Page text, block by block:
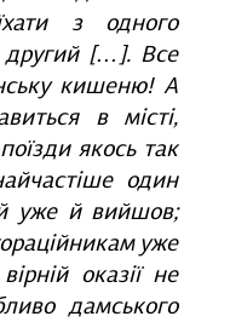
з одного
другий […]. Все
кишеню! А
в місті,
якось так
один
уже й вийшов;
уже
оказії не
дамського